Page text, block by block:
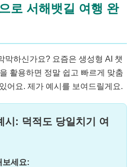
로 서해뱃길 여행 완
막하신가요? 요즘은 생성형 AI 챗
활용하면 정말 쉽고 빠르게 맞춤
어요. 제가 예시를 보여드릴게요.
시: 덕적도 당일치기 여
보세요: